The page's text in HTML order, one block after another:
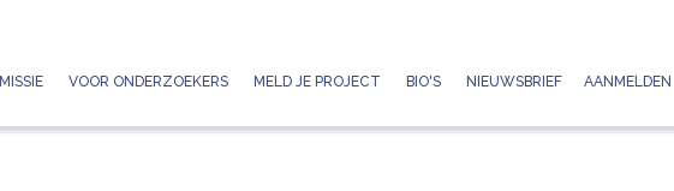
MISSIE VOOR ONDERZOEKERS MELD JE PROJECT BIO'S NIEUWSBRIEF AANMELDEN